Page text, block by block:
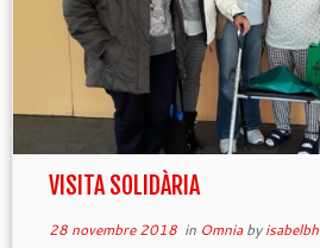
VISITA SOLIDÀRIA
28 novembre 2018in Omniabyisabelbh